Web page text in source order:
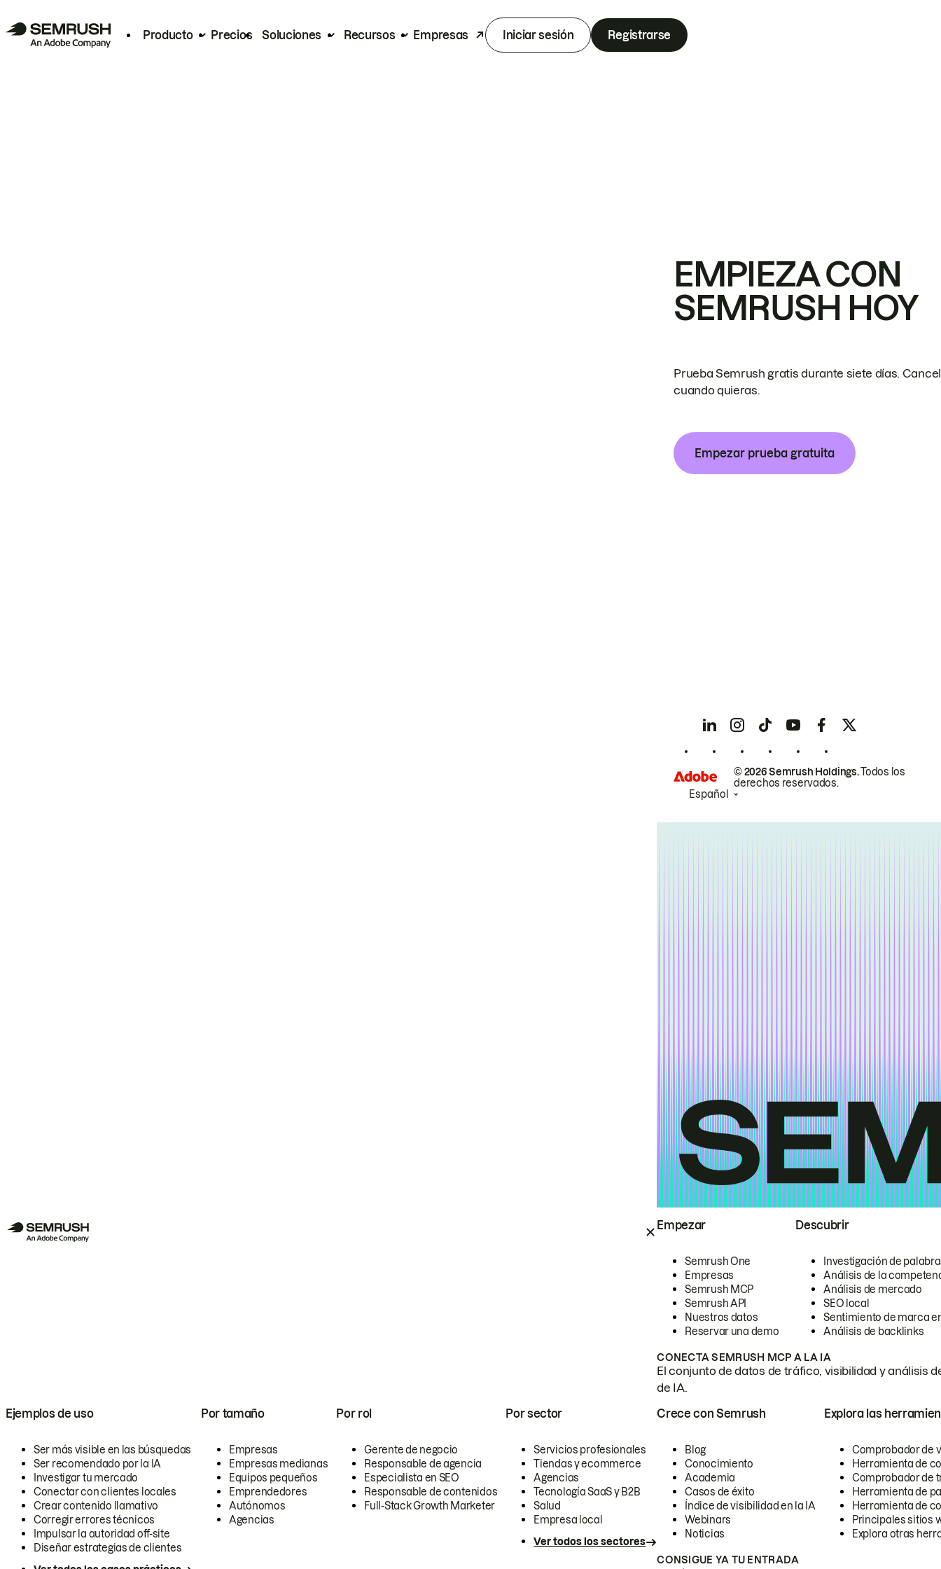
Producto Precios Soluciones Recursos Empresas Iniciar sesión Registrarse
Empezar
Semrush One
Empresas
Semrush MCP
Semrush API
Nuestros datos
Reservar una demo
Descubrir
Investigación de
Análisis de la
Análisis de mercado
SEO local
Sentimiento de marca
Análisis de backlinks
CONECTA SEMRUSH MCP A LA IA
El conjunto de datos de tráfico, visibilidad y análisis
de IA.
Ejemplos de uso
Ser más visible en las búsquedas
Ser recomendado por la IA
Investigar tu mercado
Conectar con clientes locales
Crear contenido llamativo
Corregir errores técnicos
Impulsar la autoridad off-site
Diseñar estrategias de clientes
Por tamaño
Empresas
Empresas medianas
Equipos pequeños
Emprendedores
Autónomos
Agencias
Por rol
Gerente de negocio
Responsable de agencia
Especialista en SEO
Responsable de contenidos
Full-Stack Growth Marketer
Por sector
Servicios profesionales
Tiendas y ecommerce
Agencias
Tecnología SaaS y B2B
Salud
Empresa local
Ver todos los sectores
Crece con Semrush
Blog
Conocimiento
Academia
Casos de éxito
Índice de visibilidad en la IA
Webinars
Noticias
Explora las
Comprobador de
Herramienta de
Comprobador de
Herramienta de
Herramienta de
Principales sitios
Explora otras
CONSIGUE YA TU ENTRADA
EMPIEZA CON
SEMRUSH HOY
Prueba Semrush gratis durante siete días.
cuando quieras.
Empezar prueba gratuita
© 2026 Semrush Holdings.Todos los
derechos reservados.
Español